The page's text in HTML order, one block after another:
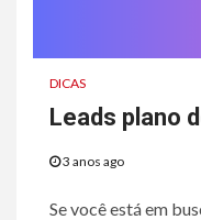
DICAS
Leads plano
3 anos ago
Se você está em